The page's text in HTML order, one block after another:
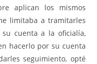
aplican los mismos
limitaba a tramitarles
cuenta a la oficialía,
hacerlo por su cuenta
seguimiento, opté